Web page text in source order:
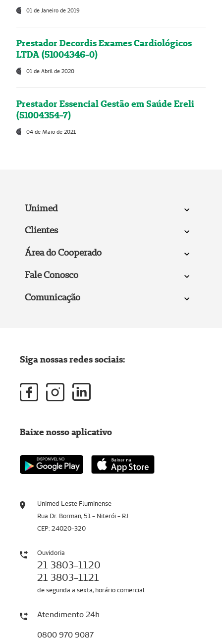
01 de Janeiro de 2019
Prestador Decordis Exames Cardiológicos
LTDA (51004346-0)
01 de Abril de 2020
Prestador Essencial Gestão em Saúde Ereli
(51004354-7)
04 de Maio de 2021
Unimed
Clientes
Área do Cooperado
Fale Conosco
Comunicação
Unimed Leste Fluminense
Rua Dr. Borman, 51 - Niterói - RJ
CEP: 24020-320
Ouvidoria
21 3803-1120
21 3803-1121
de segunda a sexta, horário comercial
Atendimento 24h
0800 970 9087
Siga nossas redes sociais:
Baixe nosso aplicativo